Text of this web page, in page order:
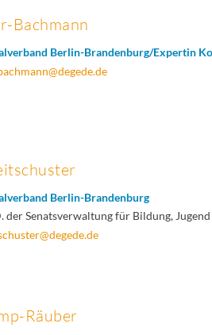
Bachmann
Berlin-Brandenburg/Expertin
Berlin-Brandenburg
der Senatsverwaltung für Bildung,
Räuber